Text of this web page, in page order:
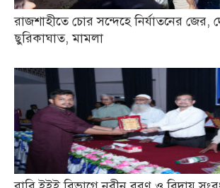
রাজশাহীতে চোর সন্দেহে নির্যাতনের
ছুরিকাঘাত, মামলা